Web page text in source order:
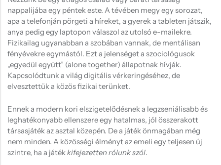
nappalijába egy péntek este. A tévében megy egy sorozat,
apa a telefonján pörgeti a híreket, a gyerek a tableten játszik,
anya pedig egy laptopon válaszol az utolsó e-mailekre.
Fizikailag ugyanabban a szobában vannak, de mentálisan
fényévekre egymástól. Ezt a jelenséget a szociológusok
„egyedül együtt” (alone together) állapotnak hívják.
Kapcsolódtunk a világ digitális vérkeringéséhez, de
elvesztettük a közös fizikai terünket.
Ennek a modern kori elszigetelődésnek a legzseniálisabb és
leghatékonyabb ellenszere egy hatalmas, jól összerakott
társasjáték az asztal közepén. De a játék önmagában még
nem minden. A közösségi élményt az emeli egy teljesen új
szintre, ha a játékkifejezetten rólunk szól.
Hűtőmágnes, Kitűző
Plüss
Sapka
Táska, pénztárca
Egyedi céges ajándékok